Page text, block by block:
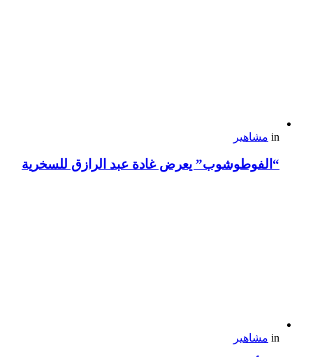
in مشاهير
“الفوطوشوب” يعرض غادة عبد الرازق للسخرية
in مشاهير